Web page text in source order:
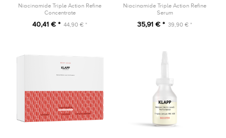
Niacinamide Triple Action Refine
Concentrate
40,41 € * 44,90 € *
Niacinamide Triple Action Refine
Serum
35,91 € * 39,90 € *